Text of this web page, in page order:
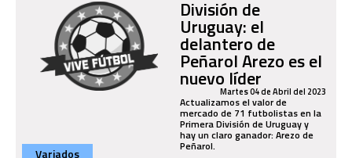
División de
Uruguay: el
delantero de
Peñarol Arezo es el
nuevo líderMartes 04 de Abril del 2023
Actualizamos el valor de
mercado de 71 futbolistas en la
Primera División de Uruguay y
hay un claro ganador: Arezo de
Peñarol.
Variados